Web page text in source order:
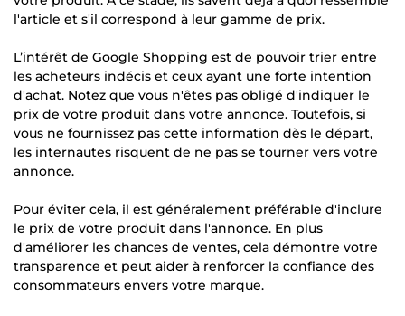
l'article et s'il correspond à leur gamme de prix.
L’intérêt de Google Shopping est de pouvoir trier entre
les acheteurs indécis et ceux ayant une forte intention
d'achat. Notez que vous n'êtes pas obligé d'indiquer le
prix de votre produit dans votre annonce. Toutefois, si
vous ne fournissez pas cette information dès le départ,
les internautes risquent de ne pas se tourner vers votre
annonce.
Pour éviter cela, il est généralement préférable d'inclure
le prix de votre produit dans l'annonce. En plus
d'améliorer les chances de ventes, cela démontre votre
transparence et peut aider à renforcer la confiance des
consommateurs envers votre marque.